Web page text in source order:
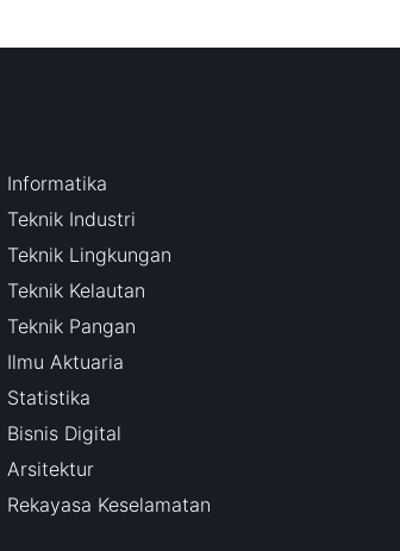
Informatika
Teknik Industri
Teknik Lingkungan
Teknik Kelautan
Teknik Pangan
Ilmu Aktuaria
Statistika
Bisnis Digital
Arsitektur
Rekayasa Keselamatan